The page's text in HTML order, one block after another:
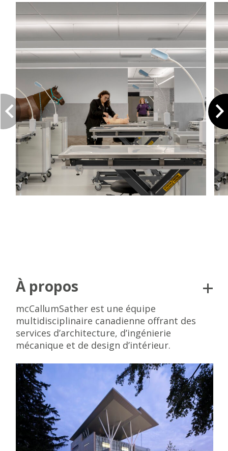
À propos
mcCallumSather est une équipe
multidisciplinaire canadienne offrant des
services d’architecture, d’ingénierie
mécanique et de design d’intérieur.